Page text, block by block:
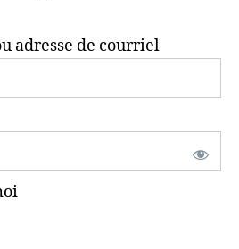
adresse de courriel